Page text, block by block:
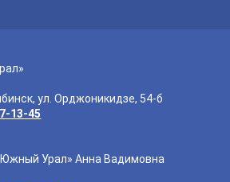
ул. Орджоникидзе, 54-б
13-45
Урал» Анна Вадимовна